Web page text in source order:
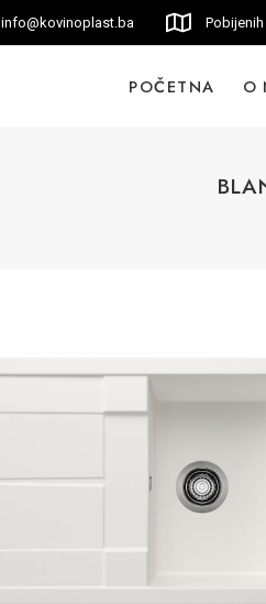
info@kovinoplast.ba
POČETNA O